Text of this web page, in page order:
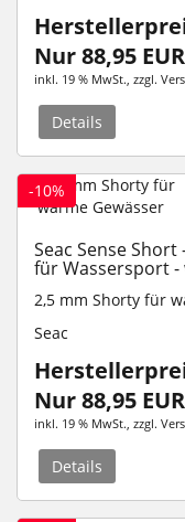
Nur 88,95 EUR
inkl. 19 % MwSt. , zzgl.
Details
-10%
Seac Sense
für Wassersport -
2,5 mm Shorty für
Seac
Nur 88,95 EUR
inkl. 19 % MwSt. , zzgl.
Details